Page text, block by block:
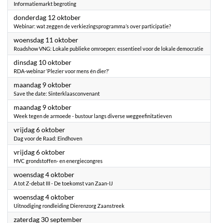
Informatiemarkt begroting
donderdag 12 oktober2023
Webinar: wat zeggen de verkiezingsprogramma’s over participatie?
woensdag 11 oktober2023
Roadshow VNG: Lokale publieke omroepen: essentieel voor de lokale democratie
dinsdag 10 oktober2023
RDA-webinar ‘Plezier voor mens én dier?’
maandag 9 oktober2023
Save the date: Sinterklaasconvenant
maandag 9 oktober2023
Week tegen de armoede - bustour langs diverse weggeefinitatieven
vrijdag 6 oktober2023
Dag voor de Raad: Eindhoven
vrijdag 6 oktober2023
HVC grondstoffen- en energiecongres
woensdag 4 oktober2023
A tot Z-debat III - De toekomst van Zaan-IJ
woensdag 4 oktober2023
Uitnodiging rondleiding Dierenzorg Zaanstreek
zaterdag 30 september2023